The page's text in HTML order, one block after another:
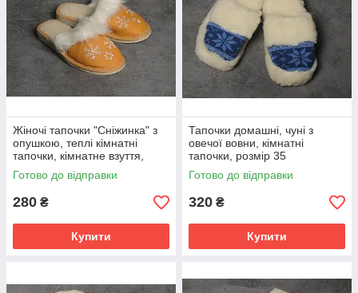
Жіночі тапочки "Сніжинка" з
опушкою, теплі кімнатні
тапочки, кімнатне взуття,
розмір 35
Готово до відправки
280 ₴
Купити
Тапочки домашні, чуні з
овечої вовни, кімнатні
тапочки, розмір 35
Готово до відправки
320 ₴
Купити